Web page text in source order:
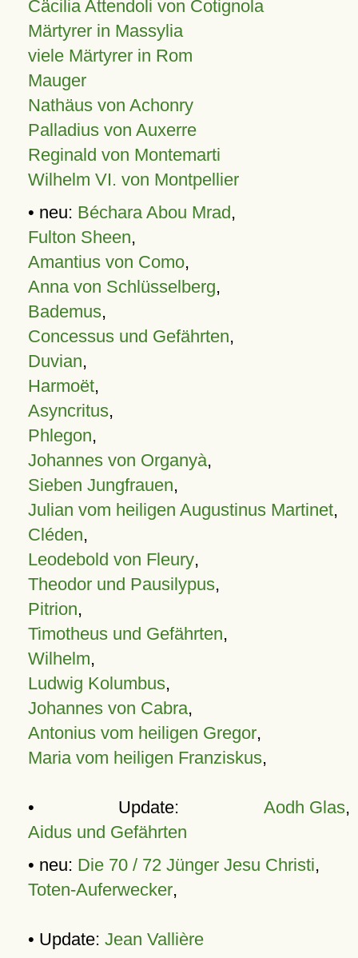
Cäcilia Attendoli von Cotignola
Märtyrer in Massylia
viele Märtyrer in Rom
Mauger
Nathäus von Achonry
Palladius von Auxerre
Reginald von Montemarti
Wilhelm VI. von Montpellier
• neu: Béchara Abou Mrad,
Fulton Sheen,
Amantius von Como,
Anna von Schlüsselberg,
Bademus,
Concessus und Gefährten,
Duvian,
Harmoët,
Asyncritus,
Phlegon,
Johannes von Organyà,
Sieben Jungfrauen,
Julian vom heiligen Augustinus Martinet,
Cléden,
Leodebold von Fleury,
Theodor und Pausilypus,
Pitrion,
Timotheus und Gefährten,
Wilhelm,
Ludwig Kolumbus,
Johannes von Cabra,
Antonius vom heiligen Gregor,
Maria vom heiligen Franziskus,
• Update: Aodh Glas,
Aidus und Gefährten
• neu: Die 70 / 72 Jünger Jesu Christi,
Toten-Auferwecker,
• Update: Jean Vallière